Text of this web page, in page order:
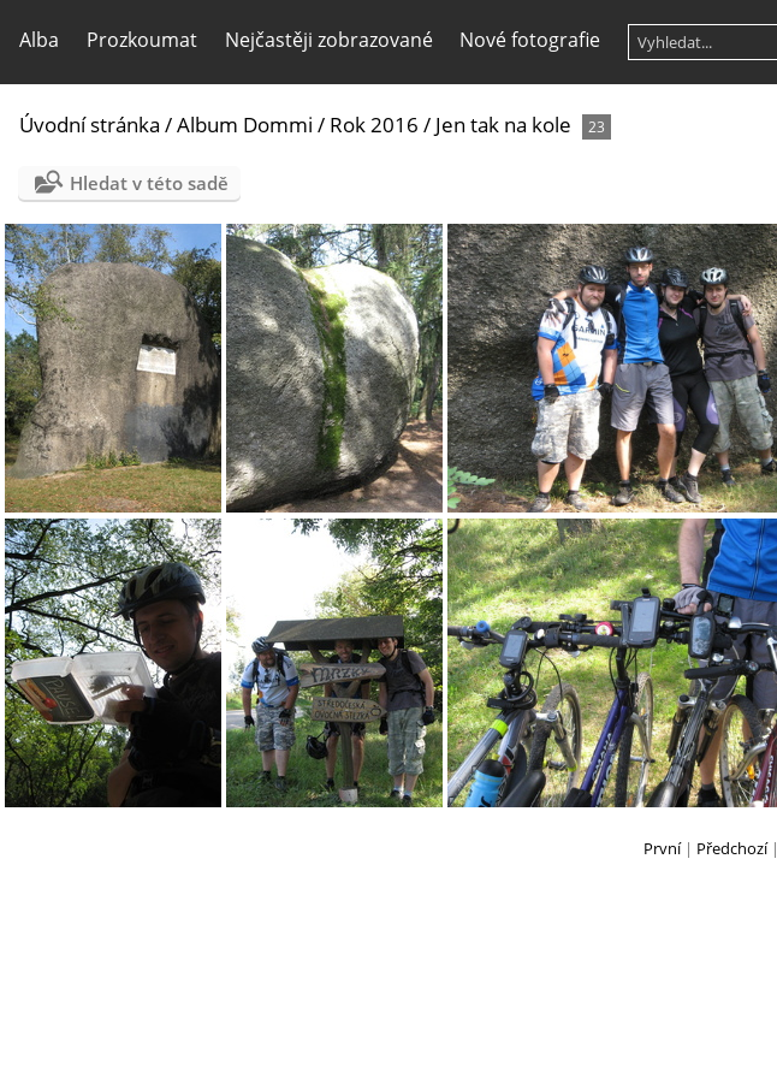
Alba Prozkoumat Nejčastěji zobrazované Nové fotografie
Úvodní stránka /Album Dommi / Rok 2016 / Jen tak na kole 23
Hledat v této sadě
IMG_0226.JPG IMG_0222.JPG IMG_0221.JPG
První| Předchozí|